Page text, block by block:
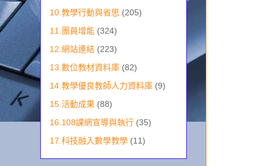
10.教學行動與省思 (205)
11.團員增能 (324)
12.網站連結 (223)
13.數位教材資料庫 (82)
14.教學優良教師人力資料庫 (9)
15.活動成果 (88)
16.108課網宣導與執行 (35)
17.科技融入數學教學 (11)